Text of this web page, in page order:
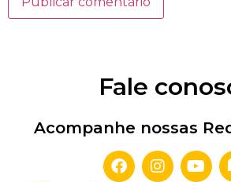
Fale
Acompanhe nossas